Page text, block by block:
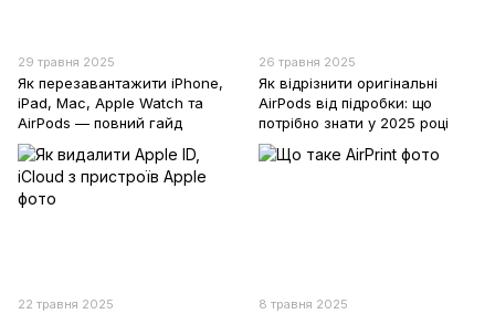
29 травня 2025
Як перезавантажити iPhone,
iPad, Mac, Apple Watch та
AirPods — повний гайд
26 травня 2025
Як відрізнити оригінальні
AirPods від підробки: що
потрібно знати у 2025 році
22 травня 2025 8 травня 2025